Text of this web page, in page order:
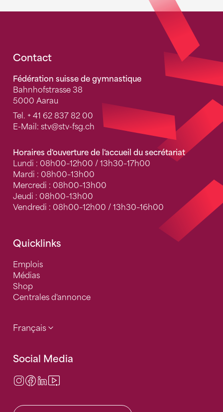
Fusszeile
Contact
Fédération suisse de gymnastique
Bahnhofstrasse 38
5000 Aarau
Tel. + 41 62 837 82 00
E-Mail: stv@stv-fsg.ch
Horaires d'ouverture de l'accueil du secrétariat
Lundi : 08h00–12h00 / 13h30–17h00
Mardi : 08h00–13h00
Mercredi : 08h00–13h00
Jeudi : 08h00–13h00
Vendredi : 08h00–12h00 / 13h30–16h00
Quicklinks
Emplois
Médias
Shop
Centrales d'annonce
Français
Social Media
Instagram
Facebook
LinkedIn